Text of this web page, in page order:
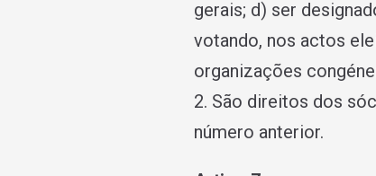
gerais; d) ser
votando, nos actos
organizações
2. São direitos dos
número anterior.